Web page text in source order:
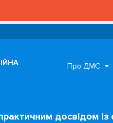
Про ДМС
досвідом